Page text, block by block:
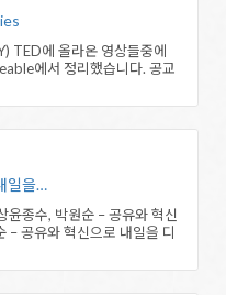
TED에 올라온 영상들중에
에서 정리했습니다. 공교
일을…
종수, 박원순 – 공유와 혁신
– 공유와 혁신으로 내일을 디